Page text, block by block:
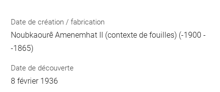
Date de création / fabrication
Noubkaourê Amenemhat II (contexte de fouilles) (-1900 -
-1865)
Date de découverte
8 février 1936